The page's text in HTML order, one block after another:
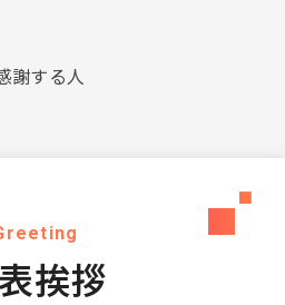
謝する人
挨拶